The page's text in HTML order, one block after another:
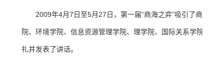
2009年4月7日至5月27日，第一届“商海之弈”吸引了商学院
院、环境学院、信息资源管理学院、理学院、国际关系学院、
礼并发表了讲话。